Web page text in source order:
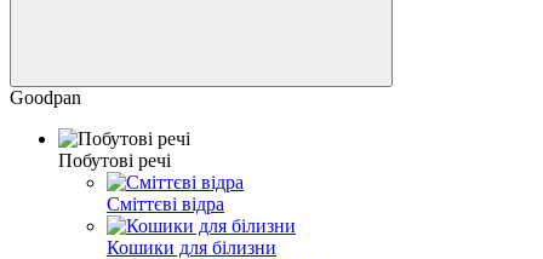
Goodpan
Побутові речі
Сміттєві відра
Кошики для білизни